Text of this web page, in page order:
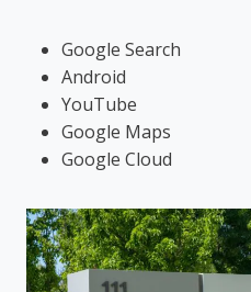
Google Search
Android
YouTube
Google Maps
Google Cloud